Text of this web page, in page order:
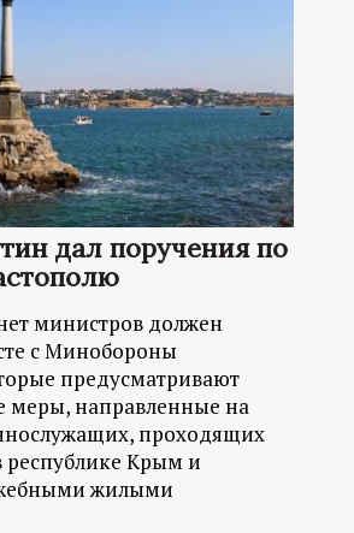
дал поручения по
министров должен
с Минобороны
предусматривают
меры, направленные на
проходящих
республике Крым и
жилыми